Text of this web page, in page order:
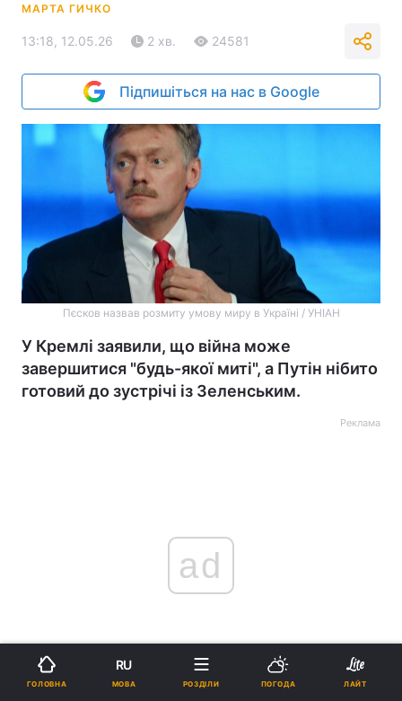
МАРТА ГИЧКО
13:18, 12.05.26 2 хв. 24581
Підпишіться на нас в Google
Пєсков назвав розмиту умову миру в Україні / УНІАН
У Кремлі заявили, що війна може
завершитися "будь-якої миті", а Путін нібито
готовий до зустрічі із Зеленським.
Реклама
ad
Речник КремляДмитро Пєсков заявив, що так
ГОЛОВНА
RU
МОВА РОЗДІЛИ ПОГОДА ЛАЙТ